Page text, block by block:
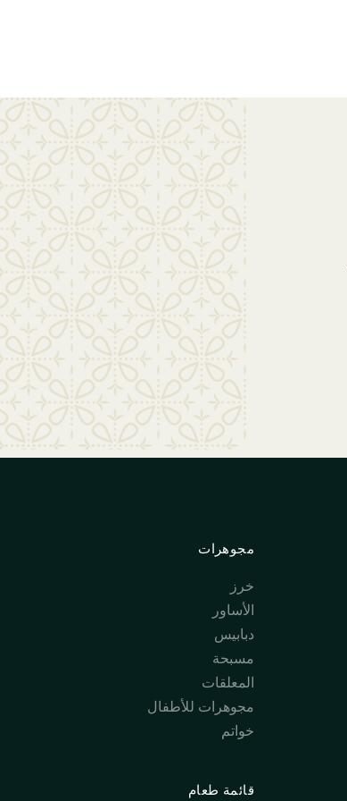
مجوهرات
خرز
الأساور
دبابيس
مسبحة
المعلقات
مجوهرات للأطفال
خواتم
قائمة طعام